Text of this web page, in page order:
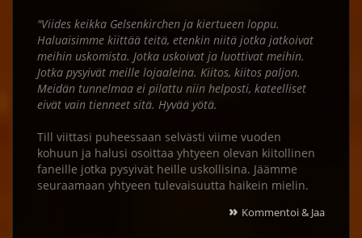
"Viides keikka Gelsenkirchen ja kiertueen loppu.
Haluaisimme kiittää teitä, etenkin niitä jotka jatkoivat
meihin uskomista. Jotka uskoivat ja luottivat meihin.
Jotka pysyivät meille lojaaleina. Kiitos, kiitos paljon.
Meidän tunnelmaa ei pilattu niin helposti, kateelliset
eivät vain tienneet sitä. Hyvää yötä.
Till viittasi puheessaan selvästi viime vuoden
kohuun ja halusi osoittaa yhtyeen olevan kiitollinen
faneille jotka pysyivät heille uskollisina. Jäämme
seuraamaan yhtyeen tulevaisuutta haikein mielin.
» Kommentoi & Jaa